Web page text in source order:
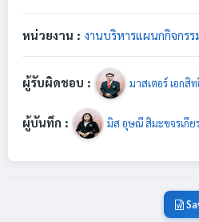
หน่วยงาน : งานบริหารแผนกกิจกรร
ผู้รับผิดชอบ : มาสเตอร์ เอกสิ
ผู้บันทึก : มิส อุษณี สิมะขจรเกีย